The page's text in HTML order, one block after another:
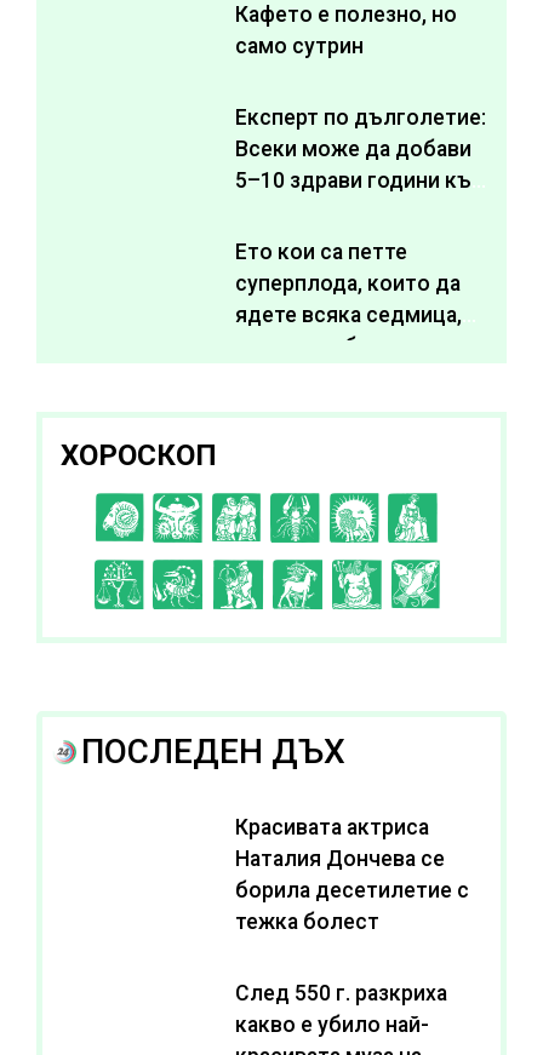
Кафето е полезно, но
само сутрин
Експерт по дълголетие:
Всеки може да добави
5–10 здрави години към
Ето кои са петте
суперплода, които да
ядете всяка седмица,
за да подобрите
ХОРОСКОП
C D EFGH
I J K L A B
ПОСЛЕДЕН ДЪХ
Красивата актриса
Наталия Дончева се
борила десетилетие с
тежка болест
След 550 г. разкриха
какво е убило най-